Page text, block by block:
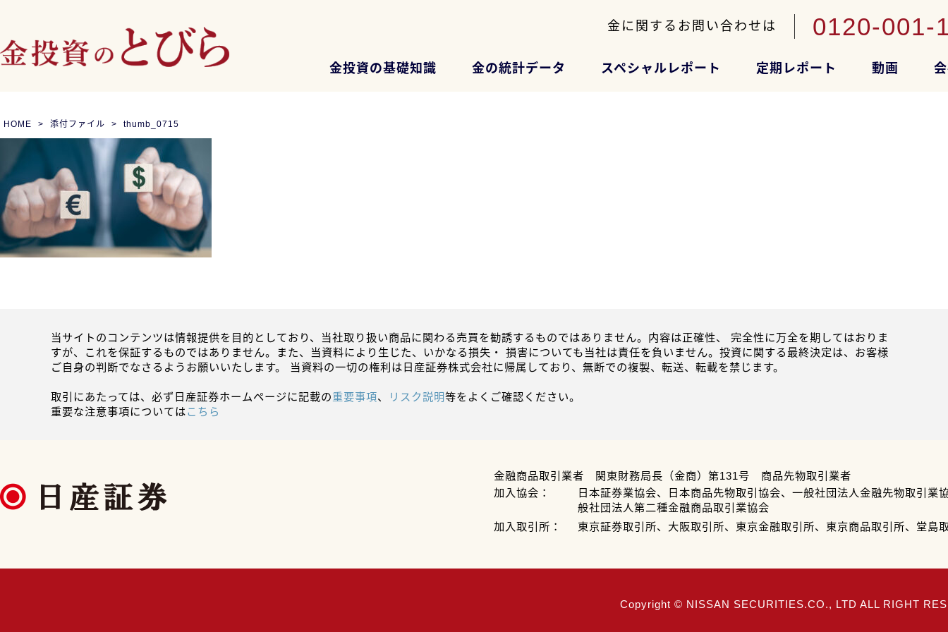
金に関するお問い合わせは 0120-001-
金投資の基礎知識 金の統計データ スペシャルレポート 定期レポート 動画
HOME 添付ファイル thumb_0715
当サイトのコンテンツは情報提供を目的としており、当社取り扱い商品に関わる売買を勧誘するものではありません。内容は正確性、 完全性に万全を期してはおりま
すが、これを保証するものではありません。また、当資料により生じた、いかなる損失・ 損害についても当社は責任を負いません。投資に関する最終決定は、お客様
ご自身の判断でなさるようお願いいたします。 当資料の一切の権利は日産証券株式会社に帰属しており、無断での複製、転送、転載を禁じます。
取引にあたっては、必ず日産証券ホームページに記載の重要事項、 リスク説明等をよくご確認ください。
重要な注意事項についてはこちら
金融商品取引業者 関東財務局長（金商）第131号 商品先物取引業者
加入協会：
日本証券業協会、日本商品先物取引協会、一般社団法人金融先物取引業
般社団法人第二種金融商品取引業協会
加入取引所：
東京証券取引所、大阪取引所、東京金融取引所、東京商品取引所、堂島
Copyright © NISSAN SECURITIES.CO., LTD ALL RIGHT